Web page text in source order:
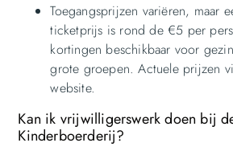
Toegangsprijzen variëren, maar
ticketprijs is rond de €5 per
kortingen beschikbaar voor
grote groepen. Actuele prijzen
website.
Kan ik vrijwilligerswerk doen bij
Kinderboerderij?